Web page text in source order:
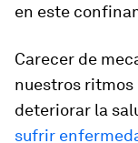
en este
Carecer de
nuestros
deteriorar la
sufrir